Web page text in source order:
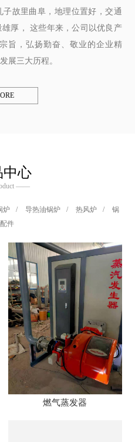
故里曲阜，地理位置好，交通
厚， 这些年来，公司以优良产
旨，弘扬勤奋、敬业的企业精
展三大历程。
中心
——
炉 / 导热油锅炉 / 热风炉 /
锅
件
燃气蒸发器